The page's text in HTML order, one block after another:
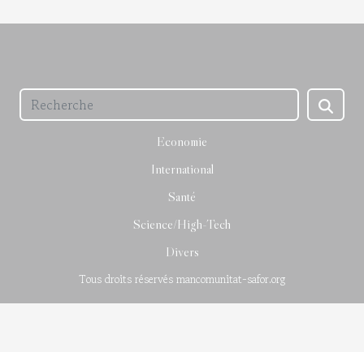
Economie
International
Santé
Science/High-Tech
Divers
Tous droits réservés mancomunitat-safor.org